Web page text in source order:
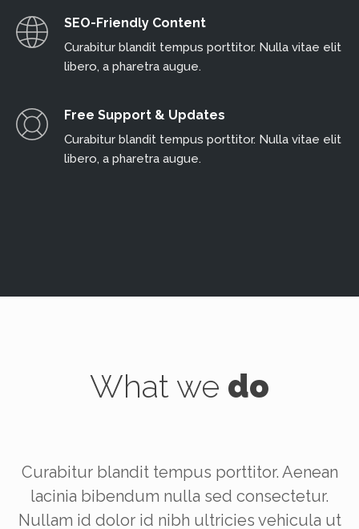
SEO-Friendly Content
Curabitur blandit tempus porttitor. Nulla vitae elit
libero, a pharetra augue.
Free Support & Updates
Curabitur blandit tempus porttitor. Nulla vitae elit
libero, a pharetra augue.
What we do
Curabitur blandit tempus porttitor. Aenean
lacinia bibendum nulla sed consectetur.
Nullam id dolor id nibh ultricies vehicula ut